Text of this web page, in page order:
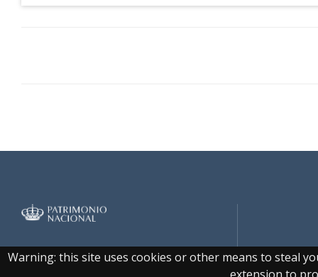
Warning: this site uses cookies or other means to steal
Real Biblioteca Digital